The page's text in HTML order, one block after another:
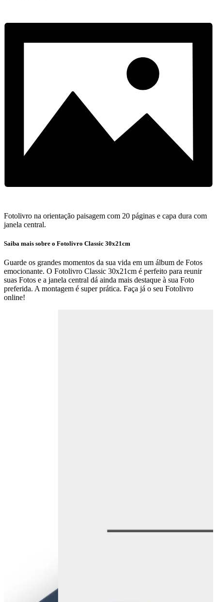
Fotolivro na orientação paisagem com 20 páginas e capa dura com
janela central.
Saiba mais sobre o Fotolivro Classic 30x21cm
Guarde os grandes momentos da sua vida em um álbum de Fotos
emocionante. O Fotolivro Classic 30x21cm é perfeito para reunir
suas Fotos e a janela central dá ainda mais destaque à sua Foto
preferida. A montagem é super prática. Faça já o seu Fotolivro
online!